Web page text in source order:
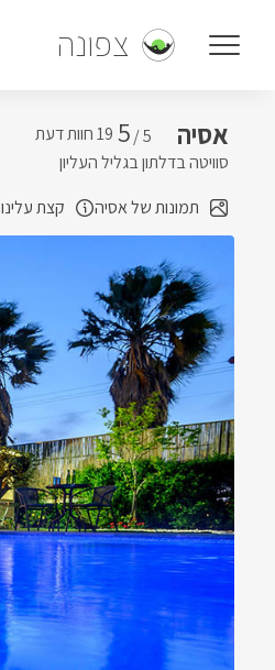
צפונה
אסיה 5 /
5
סוויטה בדלתון בגליל העליון
תמונות של אסיה
קצת עלינו